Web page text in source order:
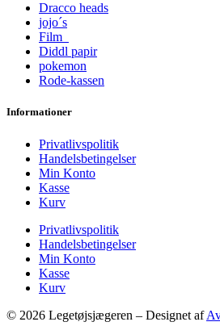
Dracco heads
jojo´s
Film
Diddl papir
pokemon
Rode-kassen
Informationer
Privatlivspolitik
Handelsbetingelser
Min Konto
Kasse
Kurv
Privatlivspolitik
Handelsbetingelser
Min Konto
Kasse
Kurv
© 2026 Legetøjsjægeren – Designet af